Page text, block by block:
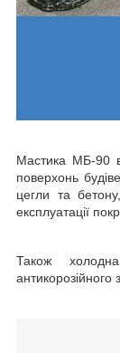
Мастика МБ-90
поверхонь
цегли та
експлуатації
Також
антикорозійного